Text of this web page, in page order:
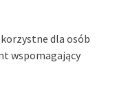
dla osób
wspomagający